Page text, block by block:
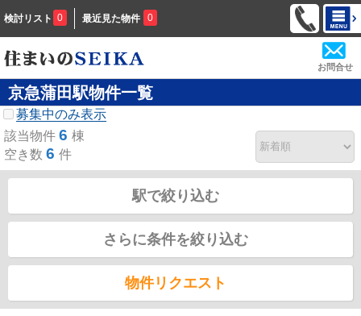
検討リスト 0 最近見た物件 0
お問合せ
京急蒲田駅物件一覧
募集中のみ表示
該当物件 6 棟
空き数 6 件
駅で絞り込む
さらに条件を絞り込む
物件リクエスト